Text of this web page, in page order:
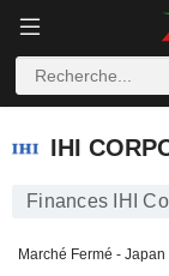
IHI
IHI
Finances IHI
Marché Fermé - Japan